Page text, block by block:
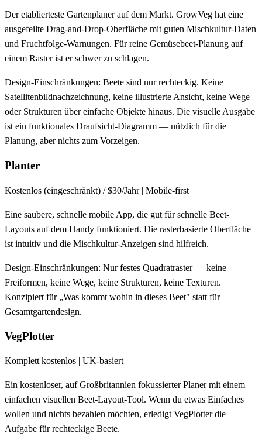
Der etablierteste Gartenplaner auf dem Markt. GrowVeg hat eine
ausgefeilte Drag-and-Drop-Oberfläche mit guten Mischkultur-Daten
und Fruchtfolge-Warnungen. Für reine Gemüsebeet-Planung auf
einem Raster ist er schwer zu schlagen.
Design-Einschränkungen: Beete sind nur rechteckig. Keine
Satellitenbildnachzeichnung, keine illustrierte Ansicht, keine Wege
oder Strukturen über einfache Objekte hinaus. Die visuelle Ausgabe
ist ein funktionales Draufsicht-Diagramm — nützlich für die
Planung, aber nichts zum Vorzeigen.
Planter
Kostenlos (eingeschränkt) / $30/Jahr | Mobile-first
Eine saubere, schnelle mobile App, die gut für schnelle Beet-
Layouts auf dem Handy funktioniert. Die rasterbasierte Oberfläche
ist intuitiv und die Mischkultur-Anzeigen sind hilfreich.
Design-Einschränkungen: Nur festes Quadratraster — keine
Freiformen, keine Wege, keine Strukturen, keine Texturen.
Konzipiert für „Was kommt wohin in dieses Beet" statt für
Gesamtgartendesign.
VegPlotter
Komplett kostenlos | UK-basiert
Ein kostenloser, auf Großbritannien fokussierter Planer mit einem
einfachen visuellen Beet-Layout-Tool. Wenn du etwas Einfaches
wollen und nichts bezahlen möchten, erledigt VegPlotter die
Aufgabe für rechteckige Beete.